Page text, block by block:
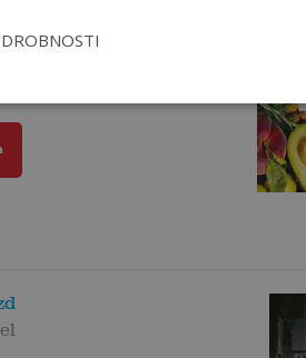
nerozumel, čoho sa bál a